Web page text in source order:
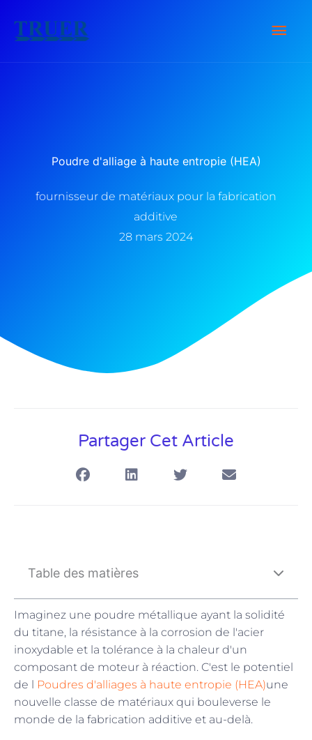
Poudre d'alliage à haute entropie (HEA)
fournisseur de matériaux pour la fabrication
additive
28 mars 2024
Partager Cet Article
Table des matières
Imaginez une poudre métallique ayant la solidité
du titane, la résistance à la corrosion de l'acier
inoxydable et la tolérance à la chaleur d'un
composant de moteur à réaction. C'est le potentiel
de l Poudres d'alliages à haute entropie (HEA)une
nouvelle classe de matériaux qui bouleverse le
monde de la fabrication additive et au-delà.